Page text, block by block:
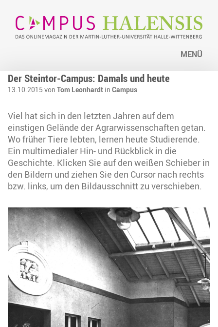
MENÜ
Der Steintor-Campus: Damals und heute
13.10.2015 von Tom Leonhardt in Campus
Viel hat sich in den letzten Jahren auf dem
einstigen Gelände der Agrarwissenschaften getan.
Wo früher Tiere lebten, lernen heute Studierende.
Ein multimedialer Hin- und Rückblick in die
Geschichte. Klicken Sie auf den weißen Schieber in
den Bildern und ziehen Sie den Cursor nach rechts
bzw. links, um den Bildausschnitt zu verschieben.